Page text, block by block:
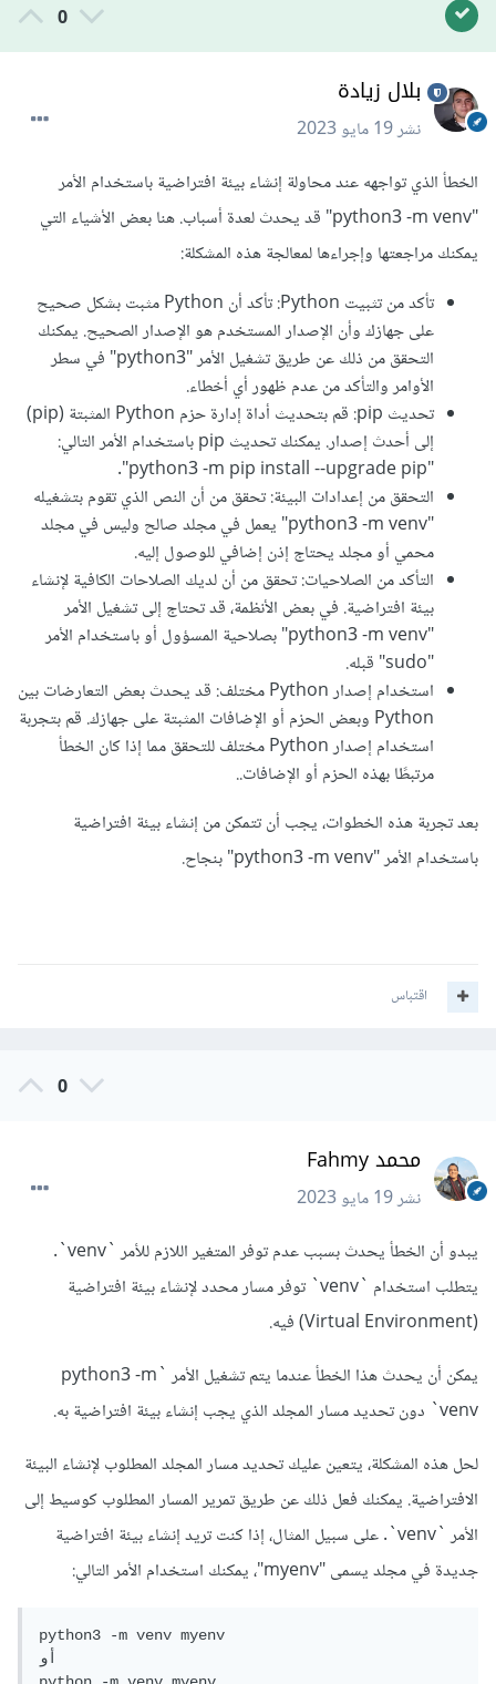
0
بلال زيادة
نشر19 مايو 2023
الخطأ الذي تواجهه عند محاولة إنشاء بيئة افتراضية باستخدام الأمر
"python3 -m venv" قد يحدث لعدة أسباب. هنا بعض الأشياء التي
يمكنك مراجعتها وإجراءها لمعالجة هذه المشكلة:
تأكد من تثبيت Python: تأكد أن Python مثبت بشكل صحيح
على جهازك وأن الإصدار المستخدم هو الإصدار الصحيح. يمكنك
التحقق من ذلك عن طريق تشغيل الأمر "python3" في سطر
الأوامر والتأكد من عدم ظهور أي أخطاء.
تحديث pip: قم بتحديث أداة إدارة حزم Python المثبتة (pip)
إلى أحدث إصدار. يمكنك تحديث pip باستخدام الأمر التالي:
"python3 -m pip install --upgrade pip".
التحقق من إعدادات البيئة: تحقق من أن النص الذي تقوم بتشغيله
"python3 -m venv" يعمل في مجلد صالح وليس في مجلد
محمي أو مجلد يحتاج إذن إضافي للوصول إليه.
التأكد من الصلاحيات: تحقق من أن لديك الصلاحات الكافية لإنشاء
بيئة افتراضية. في بعض الأنظمة، قد تحتاج إلى تشغيل الأمر
"python3 -m venv" بصلاحية المسؤول أو باستخدام الأمر
"sudo" قبله.
استخدام إصدار Python مختلف: قد يحدث بعض التعارضات بين
Python وبعض الحزم أو الإضافات المثبتة على جهازك. قم بتجربة
استخدام إصدار Python مختلف للتحقق مما إذا كان الخطأ
مرتبطًا بهذه الحزم أو الإضافات..
بعد تجربة هذه الخطوات، يجب أن تتمكن من إنشاء بيئة افتراضية
باستخدام الأمر "python3 -m venv" بنجاح.
اقتباس
0
محمد Fahmy
نشر19 مايو 2023
يبدو أن الخطأ يحدث بسبب عدم توفر المتغير اللازم للأمر `venv`.
يتطلب استخدام `venv` توفر مسار محدد لإنشاء بيئة افتراضية
يمكن أن يحدث هذا الخطأ عندما يتم تشغيل الأمر `python3 -m
venv` دون تحديد مسار المجلد الذي يجب إنشاء بيئة افتراضية به.
لحل هذه المشكلة، يتعين عليك تحديد مسار المجلد المطلوب لإنشاء البيئة
الافتراضية. يمكنك فعل ذلك عن طريق تمرير المسار المطلوب كوسيط إلى
الأمر `venv`. على سبيل المثال، إذا كنت تريد إنشاء بيئة افتراضية
جديدة في مجلد يسمى "myenv"، يمكنك استخدام الأمر التالي:
python3 -m venv myenv
أو